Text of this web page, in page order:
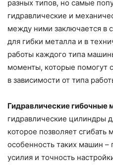
разных типов, но самые
гидравлические и
между ними заключается в
для гибки металла и в
работы каждого типа
моменты, которые помогут
в зависимости от типа
Гидравлические
гидравлические цилиндры
которое позволяет сгибать
особенность таких машин –
усилия и точность